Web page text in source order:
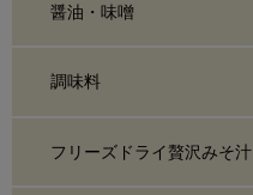
醤油・味噌
調味料
フリーズドライ贅沢みそ汁